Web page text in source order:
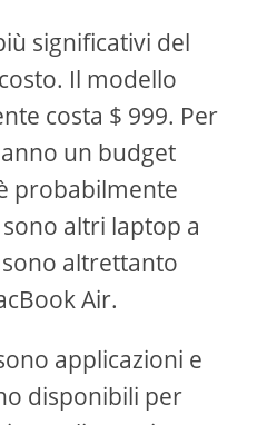
significativi del
Il modello
costa $ 999. Per
un budget
probabilmente
altri laptop a
altrettanto
Air.
applicazioni e
disponibili per